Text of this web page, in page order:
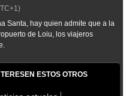
Santa, hay quien admite que a la
de Loiu, los viajeros
ESTOS OTROS